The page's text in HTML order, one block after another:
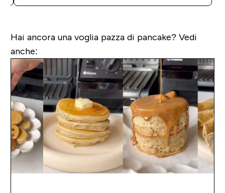
Hai ancora una voglia pazza di pancake? Vedi
anche: